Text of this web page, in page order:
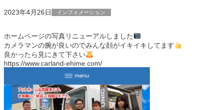
2023年4月26日 インフォメーション
ホームページの写真リニューアルしました
カメラマンの腕が良いのでみんな顔がイキイキしてます
良かったら見にきて下さい
https://www.carland-ehime.com/